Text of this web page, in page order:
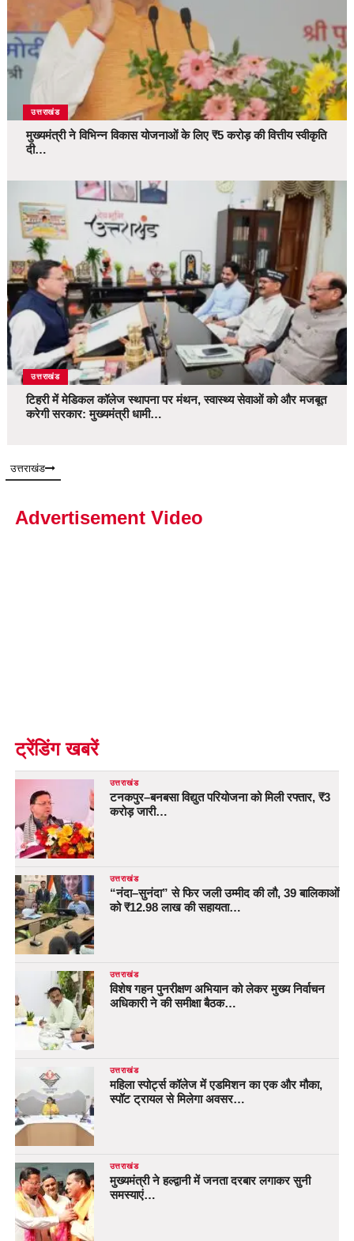
उत्तराखंड
मुख्यमंत्री ने विभिन्न विकास योजनाओं के लिए ₹5 करोड़ की वित्तीय स्वीकृति
दी…
उत्तराखंड
टिहरी में मेडिकल कॉलेज स्थापना पर मंथन, स्वास्थ्य सेवाओं को और मजबूत
करेगी सरकार: मुख्यमंत्री धामी…
उत्तराखंड
Advertisement Video
ट्रेंडिंग खबरें
उत्तराखंड
टनकपुर–बनबसा विद्युत परियोजना को मिली रफ्तार, ₹3
करोड़ जारी…
उत्तराखंड
“नंदा–सुनंदा” से फिर जली उम्मीद की लौ, 39 बालिकाओं
को ₹12.98 लाख की सहायता…
उत्तराखंड
विशेष गहन पुनरीक्षण अभियान को लेकर मुख्य निर्वाचन
अधिकारी ने की समीक्षा बैठक…
उत्तराखंड
महिला स्पोर्ट्स कॉलेज में एडमिशन का एक और मौका,
स्पॉट ट्रायल से मिलेगा अवसर…
उत्तराखंड
मुख्यमंत्री ने हल्द्वानी में जनता दरबार लगाकर सुनी
समस्याएं…